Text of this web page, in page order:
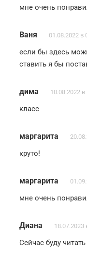
мне очень
Ваня 01.08.2022 в
если бы здесь
ставить я бы
дима 10.08.2022 в
класс
маргарита
круто!
маргарита
мне очень
Диана 18.07.2023
Сейчас буду